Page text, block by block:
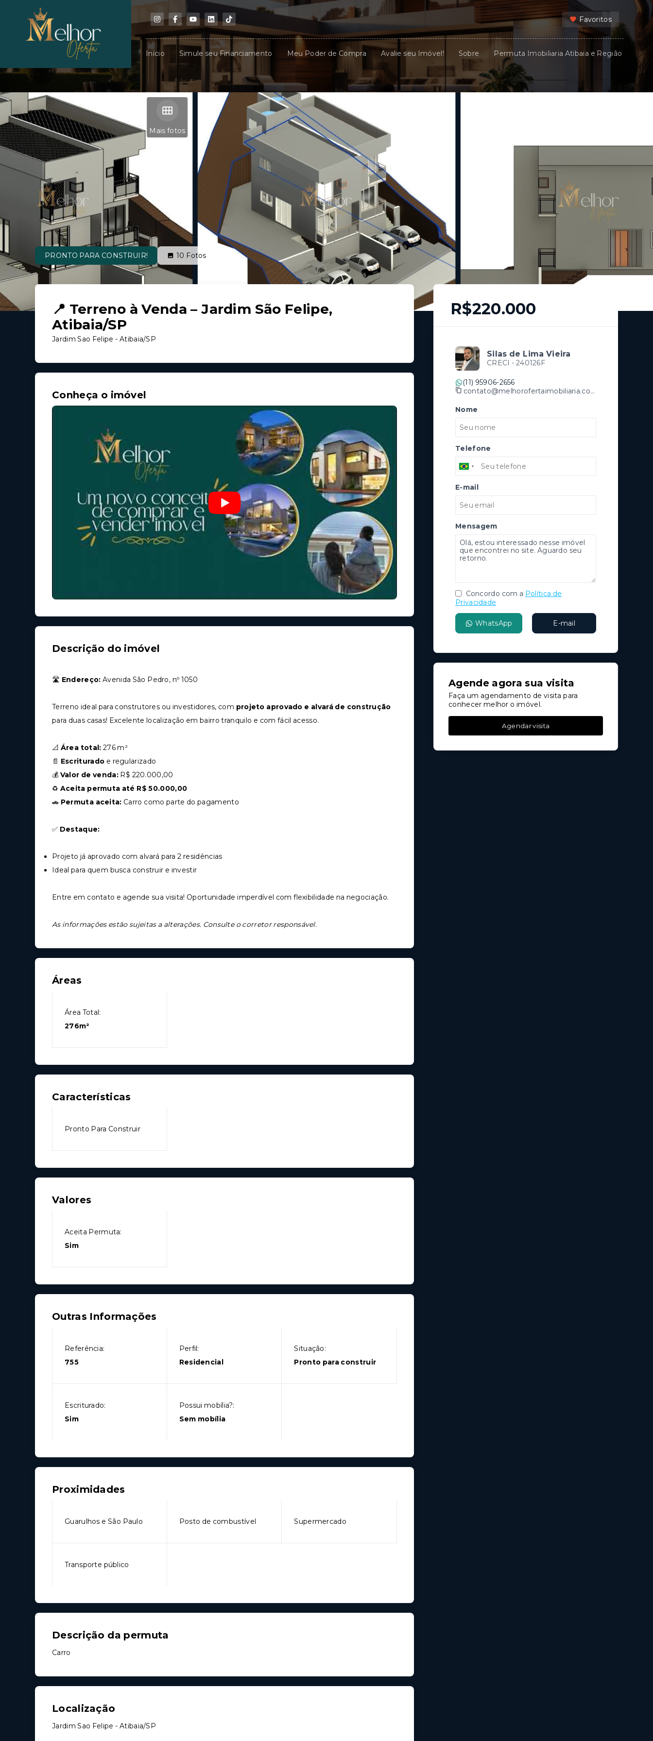
Favoritos
Início Simule seu Financiamento Meu Poder de Compra Avalie seu Imóvel! Sobre Permuta Imobiliaria Atibaia e Região
Mais fotos
PRONTO PARA CONSTRUIR! 10 Fotos
📍 Terreno à Venda – Jardim São Felipe,
Atibaia/SP
Jardim Sao Felipe - Atibaia/SP
Conheça o imóvel
Descrição do imóvel
🛣 Endereço: Avenida São Pedro, nº 1050
Terreno ideal para construtores ou investidores, com projeto aprovado e alvará de construção
para duas casas! Excelente localização em bairro tranquilo e com fácil acesso.
📐 Área total: 276 m²
📄 Escriturado e regularizado
💰 Valor de venda:R$ 220.000,00
♻️ Aceita permuta até R$ 50.000,00
🚗 Permuta aceita: Carro como parte do pagamento
✅ Destaque:
Projeto já aprovado com alvará para 2 residências
Ideal para quem busca construir e investir
Entre em contato e agende sua visita! Oportunidade imperdível com flexibilidade na negociação.
As informações estão sujeitas a alterações. Consulte o corretor responsável.
Áreas
Área Total:
276m²
Características
Pronto Para Construir
Valores
Aceita Permuta:
Sim
Outras Informações
Referência:
755
Perfil:
Residencial
Situação:
Pronto para construir
Escriturado:
Sim
Possui mobília?:
Sem mobília
Proximidades
Guarulhos e São Paulo Posto de combustível Supermercado
Transporte público
Descrição da permuta
Carro
Localização
Jardim Sao Felipe - Atibaia/SP
R$220.000
Silas de Lima Vieira
CRECI - 240126F
(11) 95906-2656
contato@melhorofertaimobiliaria.com.br
Nome
Telefone
E-mail
Mensagem
Concordo com a Política de
Privacidade
WhatsApp E-mail
Agende agora sua visita
Faça um agendamento de visita para
conhecer melhor o imóvel.
Agendar visita